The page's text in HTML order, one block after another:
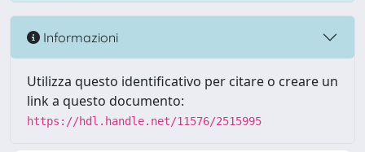
Informazioni
Utilizza questo identificativo per citare o creare un
link a questo documento:
https://hdl.handle.net/11576/2515995